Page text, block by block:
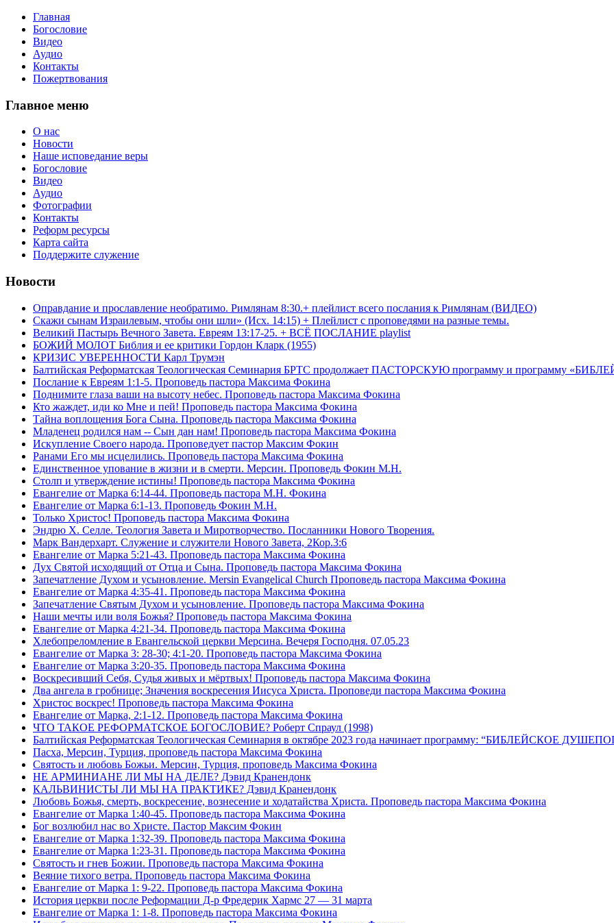
Главная
Богословие
Видео
Аудио
Контакты
Пожертвования
Главное меню
О нас
Новости
Наше исповедание веры
Богословие
Видео
Аудио
Фотографии
Контакты
Реформ ресурсы
Карта сайта
Поддержите служение
Новости
Оправдание и прославление необратимо. Римлянам 8:30.+ плейлист всего послания к Римлянам (ВИДЕО)
Скажи сынам Израилевым, чтобы они шли» (Исх. 14:15) + Плейлист с проповедями на разные темы.
Великий Пастырь Вечного Завета. Евреям 13:17-25. + ВСЁ ПОСЛАНИЕ playlist
БОЖИЙ МОЛОТ Библия и ее критики Гордон Кларк (1955)
КРИЗИС УВЕРЕННОСТИ Карл Трумэн
Балтийская Реформатская Теологическая Семинария БРТС продолжает ПАСТОРСКУЮ программу и программу
Послание к Евреям 1:1-5. Проповедь пастора Максима Фокина
Поднимите глаза ваши на высоту небес. Проповедь пастора Максима Фокина
Кто жаждет, иди ко Мне и пей! Проповедь пастора Максима Фокина
Тайна воплощения Бога Сына. Проповедь пастора Максима Фокина
Младенец родился нам -- Сын дан нам! Проповедь пастора Максима Фокина
Искупление Своего народа. Проповедует пастор Максим Фокин
Ранами Его мы исцелились. Проповедь пастора Максима Фокина
Единственное упование в жизни и в смерти. Мерсин. Проповедь Фокин М.Н.
Столп и утверждение истины! Проповедь пастора Максима Фокина
Евангелие от Марка 6:14-44. Проповедь пастора М.Н. Фокина
Евангелие от Марка 6:1-13. Проповедь Фокин М.Н.
Только Христос! Проповедь пастора Максима Фокина
Эндрю Х. Селле. Теология Завета и Миротворчество. Посланники Нового Творения.
Марк Вандерхарт. Служение и служители Нового Завета, 2Кор.3:6
Евангелие от Марка 5:21-43. Проповедь пастора Максима Фокина
Дух Святой исходящий от Отца и Сына. Проповедь пастора Максима Фокина
Запечатление Духом и усыновление. Mersin Evangelical Church Проповедь пастора Максима Фокина
Евангелие от Марка 4:35-41. Проповедь пастора Максима Фокина
Запечатление Святым Духом и усыновление. Проповедь пастора Максима Фокина
Наши мечты или воля Божья? Проповедь пастора Максима Фокина
Евангелие от Марка 4:21-34. Проповедь пастора Максима Фокина
Хлебопреломление в Евангельской церкви Мерсина. Вечеря Господня. 07.05.23
Евангелие от Марка 3: 28-30; 4:1-20. Проповедь пастора Максима Фокина
Евангелие от Марка 3:20-35. Проповедь пастора Максима Фокина
Воскресивший Себя, Судья живых и мëртвых! Проповедь пастора Максима Фокина
Два ангела в гробнице; Значения воскресения Иисуса Христа. Проповеди пастора Максима Фокина
Христос воскрес! Проповедь пастора Максима Фокина
Евангелие от Марка, 2:1-12. Проповедь пастора Максима Фокина
ЧТО ТАКОЕ РЕФОРМАТСКОЕ БОГОСЛОВИЕ? Роберт Спраул (1998)
Балтийская Реформатская Теологическая Семинария в октябре 2023 года начинает программу: “БИБЛЕЙСКОЕ
Пасха, Мерсин, Турция, проповедь пастора Максима Фокина
Святость и любовь Божьи. Мерсин, Турция, проповедь Максима Фокина
НЕ АРМИНИАНЕ ЛИ МЫ НА ДЕЛЕ? Дэвид Кранендонк
КАЛЬВИНИСТЫ ЛИ МЫ НА ПРАКТИКЕ? Дэвид Кранендонк
Любовь Божья, смерть, воскресение, вознесение и ходатайства Христа. Проповедь пастора Максима Фокина
Евангелие от Марка 1:40-45. Проповедь пастора Максима Фокина
Бог возлюбил нас во Христе. Пастор Максим Фокин
Евангелие от Марка 1:32-39. Проповедь пастора Максима Фокина
Евангелие от Марка 1:23-31. Проповедь пастора Максима Фокина
Святость и гнев Божии. Проповедь пастора Максима Фокина
Веяние тихого ветра. Проповедь пастора Максима Фокина
Евангелие от Марка 1: 9-22. Проповедь пастора Максима Фокина
История церкви после Реформации Д-р Фредерик Хармс 27 — 31 марта
Евангелие от Марка 1: 1-8. Проповедь пастора Максима Фокина